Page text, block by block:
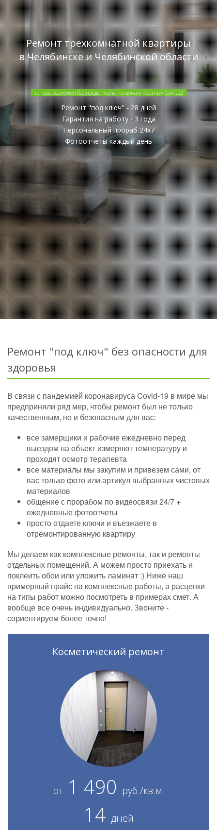
Ремонт трехкомнатной квартиры
в Челябинске и Челябинской области
теперь возможен без предоплаты по ценам частных бригад!
Ремонт "под ключ" - 28 дней
Гарантия на работу - 3 года
Персональный прораб 24x7
Фотоотчеты каждый день
Ремонт "под ключ" без опасности для
здоровья
В связи с пандемией коронавируса Covid-19 в мире мы
предприняли ряд мер, чтобы ремонт был не только
качественным, но и безопасным для вас:
все замерщики и рабочие ежедневно перед
выездом на объект измеряют температуру и
проходят осмотр терапевта
все материалы мы закупим и привезем сами, от
вас только фото или артикул выбранных чистовых
материалов
общение с прорабом по видеосвязи 24/7 +
ежедневные фотоотчеты
просто отдаете ключи и въезжаете в
отремонтированную квартиру
Мы делаем как комплексные ремонты, так и ремонты
отдельных помещений. А можем просто приехать и
поклеить обои или уложить ламинат :) Ниже наш
примерный прайс на комплексные работы, а расценки
на типы работ можно посмотреть в примерах смет. А
вообще все очень индивидуально. Звоните -
сориентируем более точно!
Косметический ремонт
от1 490 руб./кв.м.
14 дней